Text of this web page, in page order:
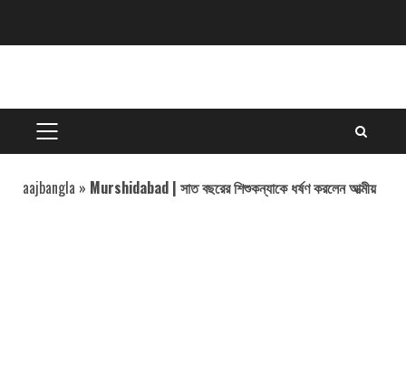
PRIMARY
MENU
aajbangla » Murshidabad | সাত বছরের শিশুকন্যাকে ধর্ষণ করলেন আত্মীয়